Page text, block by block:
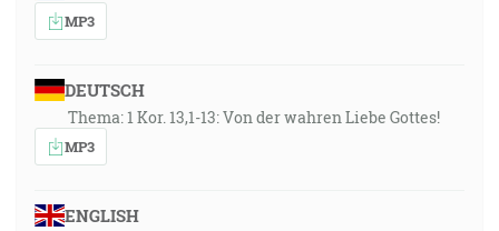
MP3
DEUTSCH
Thema: 1 Kor. 13,1-13: Von der wahren Liebe Gottes!
MP3
ENGLISH